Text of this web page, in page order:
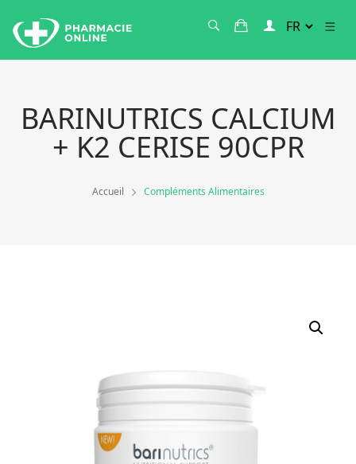
BARINUTRICS CALCIUM
+ K2 CERISE 90CPR
Accueil Compléments Alimentaires